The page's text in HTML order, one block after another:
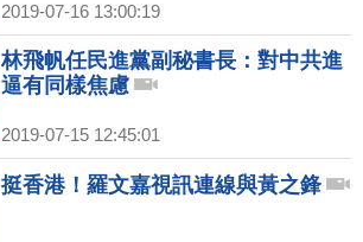
2019-07-16 13:00:19
林飛帆任民進黨副秘書長：對中共進
逼有同樣焦慮
2019-07-15 12:45:01
挺香港！羅文嘉視訊連線與黃之鋒